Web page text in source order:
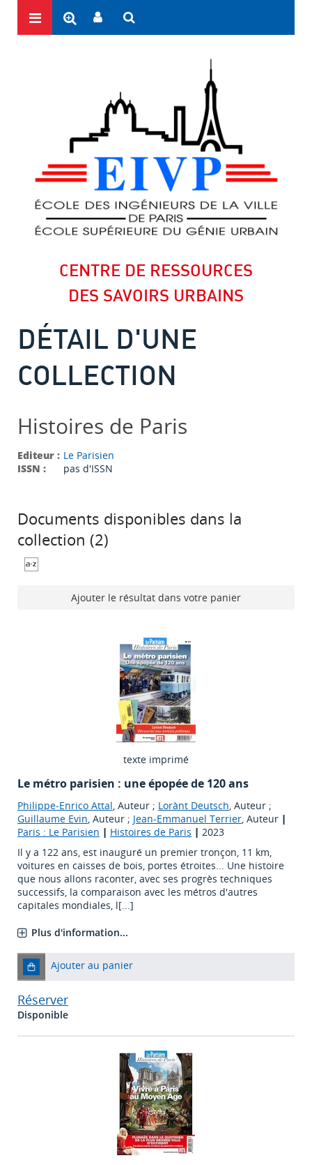
CENTRE DE RESSOURCES
DES SAVOIRS URBAINS
DÉTAIL D'UNE
COLLECTION
Histoires de Paris
Editeur : Le Parisien
ISSN :
pas d'ISSN
Documents disponibles dans la
collection (2)
Ajouter le résultat dans votre panier
texte imprimé
Le métro parisien : une épopée de 120 ans
Philippe-Enrico Attal, Auteur ; Lorànt Deutsch, Auteur ;
Guillaume Evin, Auteur ; Jean-Emmanuel Terrier, Auteur |
Paris : Le Parisien | Histoires de Paris | 2023
Il y a 122 ans, est inauguré un premier tronçon, 11 km,
voitures en caisses de bois, portes étroites... Une histoire
que nous allons raconter, avec ses progrès techniques
successifs, la comparaison avec les métros d'autres
capitales mondiales, l[...]
Plus d'information...
Ajouter au panier
Réserver
Disponible